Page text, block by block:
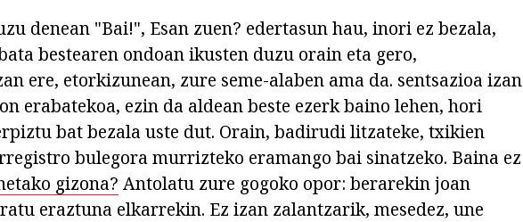
denean "Bai!", Esan zuen? edertasun hau, inori ez bezala,
bestearen ondoan ikusten duzu orain eta gero,
ere, etorkizunean, zure seme-alaben ama da. sentsazioa izan
erabatekoa, ezin da aldean beste ezerk baino lehen, hori
bat bezala uste dut. Orain, badirudi litzateke, txikien
bulegora murrizteko eramango bai sinatzeko. Baina ez
gizona? Antolatu zure gogoko opor: berarekin joan
eraztuna elkarrekin. Ez izan zalantzarik, mesedez, une